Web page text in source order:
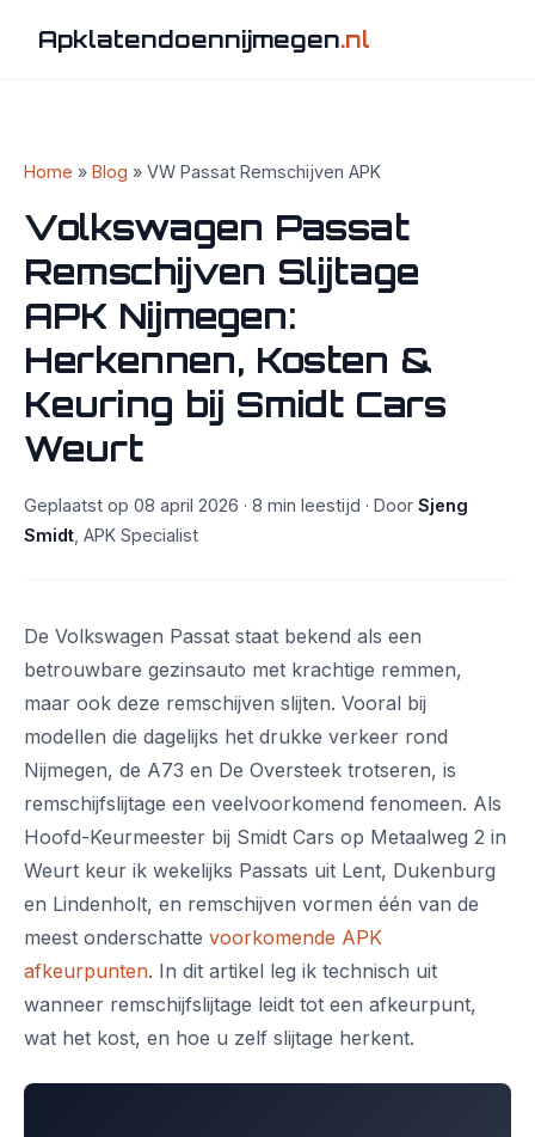
Apklatendoennijmegen.nl
Home » Blog » VW Passat Remschijven APK
Volkswagen Passat
Remschijven Slijtage
APK Nijmegen:
Herkennen, Kosten &
Keuring bij Smidt Cars
Weurt
Geplaatst op 08 april 2026 · 8 min leestijd · Door Sjeng
Smidt , APK Specialist
De Volkswagen Passat staat bekend als een
betrouwbare gezinsauto met krachtige remmen,
maar ook deze remschijven slijten. Vooral bij
modellen die dagelijks het drukke verkeer rond
Nijmegen, de A73 en De Oversteek trotseren, is
remschijfslijtage een veelvoorkomend fenomeen. Als
Hoofd-Keurmeester bij Smidt Cars op Metaalweg 2 in
Weurt keur ik wekelijks Passats uit Lent, Dukenburg
en Lindenholt, en remschijven vormen één van de
meest onderschatte voorkomende APK
afkeurpunten. In dit artikel leg ik technisch uit
wanneer remschijfslijtage leidt tot een afkeurpunt,
wat het kost, en hoe u zelf slijtage herkent.